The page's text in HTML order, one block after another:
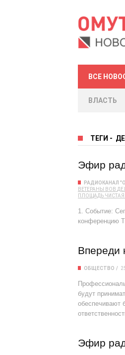
ВСЕ
ВЛАСТЬ
ТЕГИ -
Эфир
РАДИОКАНАЛ
ВЕТЕРАНЫ
ВОВ
ПЛОЩАДЬ
1. Событие:
конференцию
Впереди
ОБЩЕСТВО
будут
обеспечивают
Эфир